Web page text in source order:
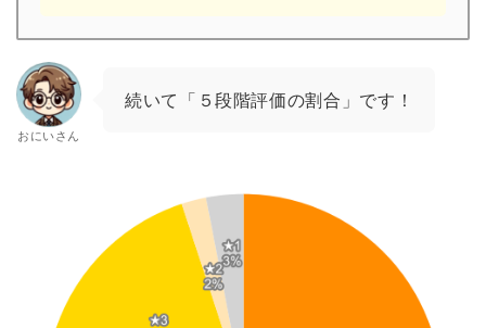
おにいさん
続いて「５段階評価の割合」です！